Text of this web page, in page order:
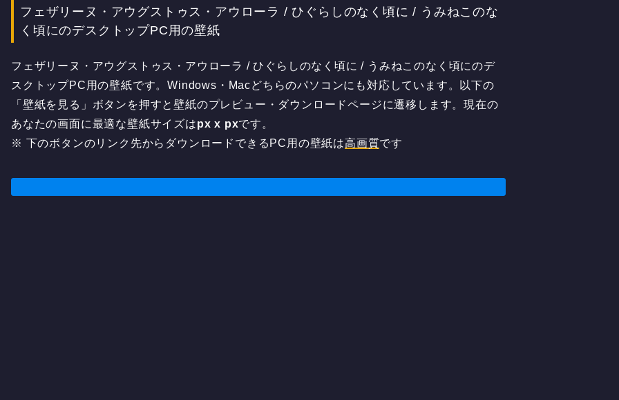
フェザリーヌ・アウグストゥス・アウローラ / ひぐらしのなく頃に / うみねこのな
く頃にのデスクトップPC用の壁紙
フェザリーヌ・アウグストゥス・アウローラ / ひぐらしのなく頃に / うみねこのなく頃にのデ
スクトップPC用の壁紙です。Windows・Macどちらのパソコンにも対応しています。以下の
「壁紙を見る」ボタンを押すと壁紙のプレビュー・ダウンロードページに遷移します。現在の
あなたの画面に最適な壁紙サイズはpx x pxです。
※ 下のボタンのリンク先からダウンロードできるPC用の壁紙は高画質です